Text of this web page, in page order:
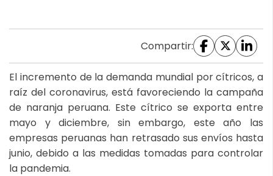
Compartir:
El incremento de la demanda mundial por cítricos, a
raíz del coronavirus, está favoreciendo la campaña
de naranja peruana. Este cítrico se exporta entre
mayo y diciembre, sin embargo, este año las
empresas peruanas han retrasado sus envíos hasta
junio, debido a las medidas tomadas para controlar
la pandemia.